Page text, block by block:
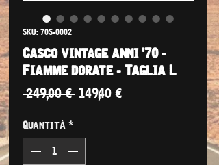
SKU: 70S-0002
Casco vintage anni '70 -
Fiamme dorate - Taglia L
249,00 € Prezzo
149,40 €Prezzo
Quantità *